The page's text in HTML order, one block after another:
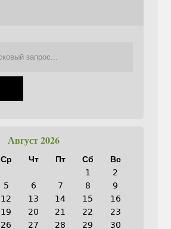
Август 2026
Ср Чт Пт Сб
Вс
1
2
5 6 7 8
9
12 13 14 15
16
19 20 21 22
23
26 27 28 29
30